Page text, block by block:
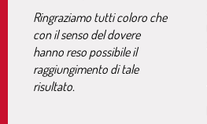
Ringraziamo tutti coloro che
con il senso del dovere
hanno reso possibile il
raggiungimento di tale
risultato.